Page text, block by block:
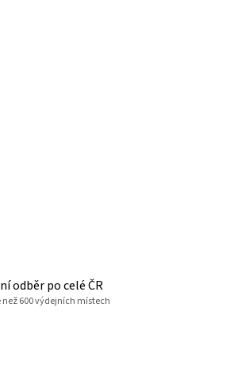
odběr po celé ČR
než 600 výdejních místech